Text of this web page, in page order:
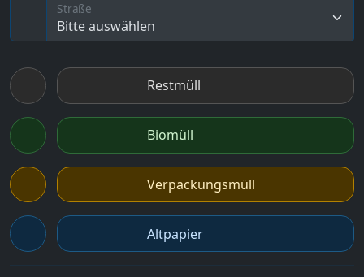
Bitte auswählen
Straße
Restmüll
Biomüll
Verpackungsmüll
Altpapier